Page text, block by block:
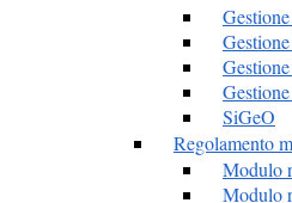
SiGeO
Regolamento
Modulo
Modulo